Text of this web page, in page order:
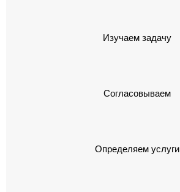
Изучаем задачу
Согласовываем
Определяем услуги